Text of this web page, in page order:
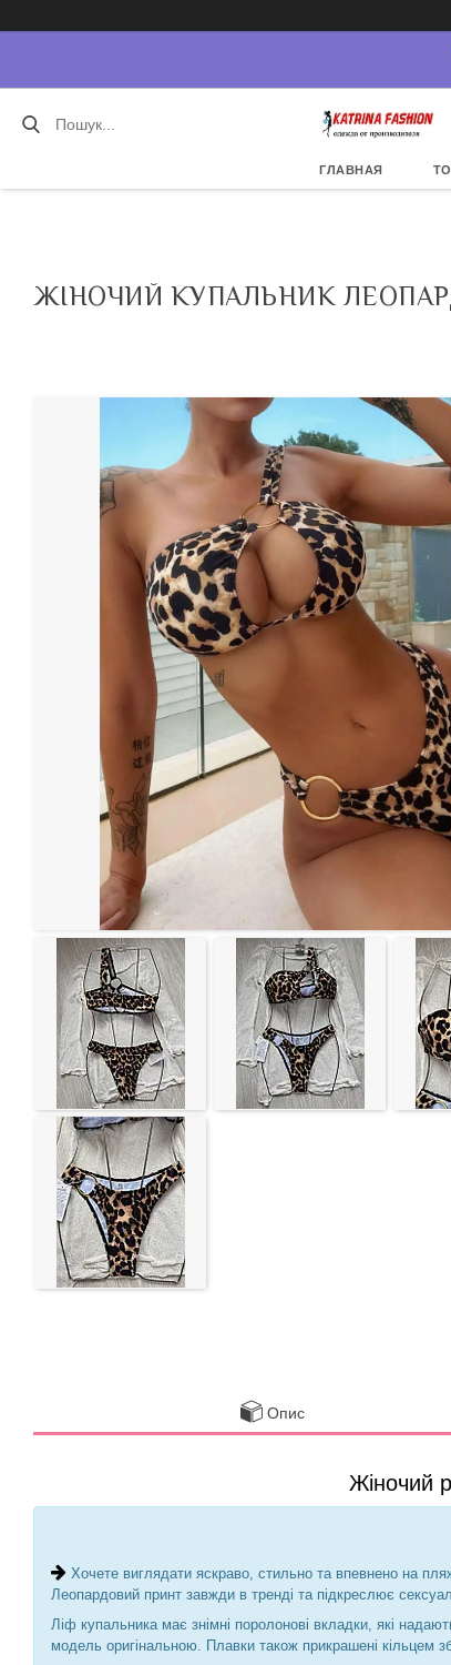
ГЛАВНАЯ
ЖІНОЧИЙ КУПАЛЬНИК
Опис
Жіночий
Хочете виглядати яскраво, стильно та впевнено на
Леопардовий принт завжди в тренді та підкреслює
Ліф купальника має знімні поролонові вкладки, які
модель оригінальною. Плавки також прикрашені кільцем